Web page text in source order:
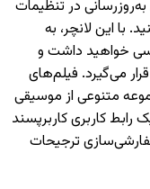
در تنظیمات
با این لانچر، به
خواهید داشت و
می‌گیرد. فیلم‌های
متنوعی از موسیقی
رابط کاربری کاربرپسند
ترجیحات